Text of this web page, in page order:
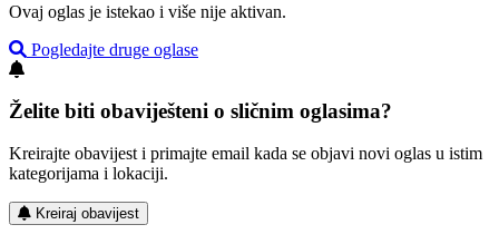
Ovaj oglas je istekao i više nije aktivan.
Pogledajte druge oglase
Želite biti obaviješteni o sličnim oglasima?
Kreirajte obavijest i primajte email kada se objavi novi oglas u istim
kategorijama i lokaciji.
Kreiraj obavijest